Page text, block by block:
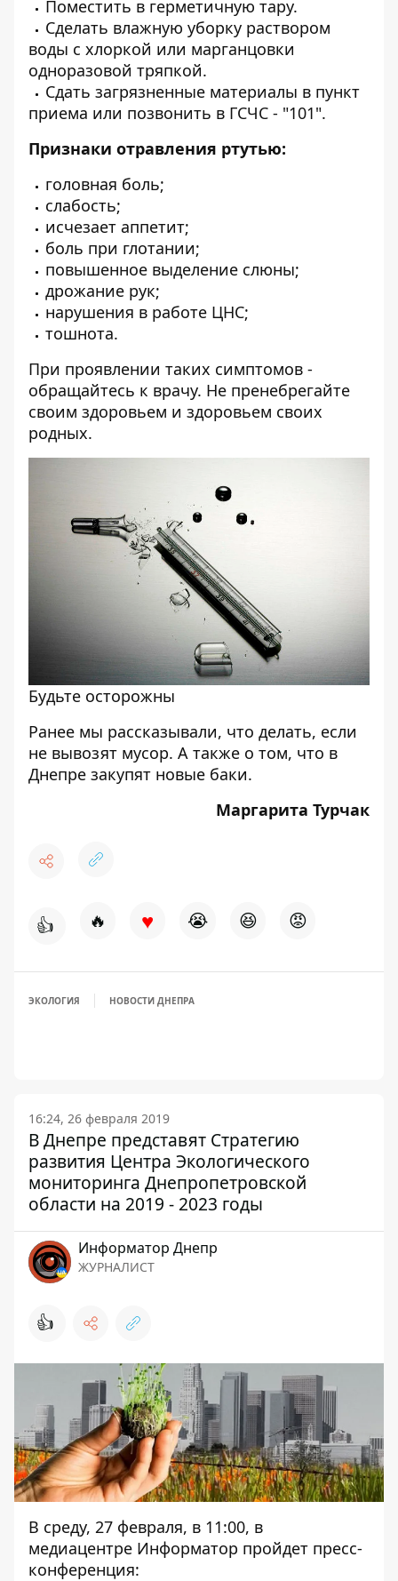
Поместить в герметичную тару.
Сделать влажную уборку раствором
воды с хлоркой или марганцовки
одноразовой тряпкой.
Сдать загрязненные материалы в пункт
приема или позвонить в ГСЧС - "101".
Признаки отравления ртутью:
головная боль;
слабость;
исчезает аппетит;
боль при глотании;
повышенное выделение слюны;
дрожание рук;
нарушения в работе ЦНС;
тошнота.
При проявлении таких симптомов -
обращайтесь к врачу. Не пренебрегайте
своим здоровьем и здоровьем своих
родных.
Будьте осторожны
Ранее мы рассказывали, что делать, если
не вывозят мусор. А также о том, что в
Днепре закупят новые баки.
Маргарита Турчак
👍 🔥 ♥ 😭 😆 😡
ЭКОЛОГИЯ НОВОСТИ ДНЕПРА
16:24, 26 февраля 2019
В Днепре представят Стратегию
развития Центра Экологического
мониторинга Днепропетровской
области на 2019 - 2023 годы
Информатор Днепр
ЖУРНАЛИСТ
👍
В среду, 27 февраля, в 11:00, в
медиацентре Информатор пройдет пресс-
конференция: